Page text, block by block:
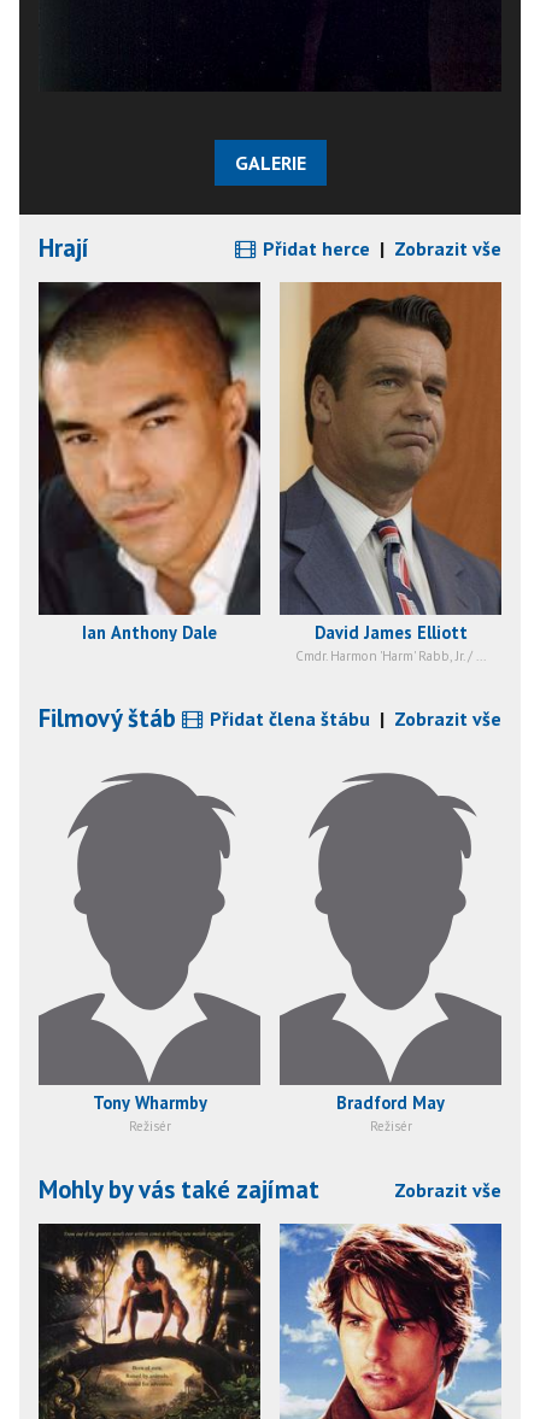
GALERIE
Hrají Přidat herce | Zobrazit vše
Ian Anthony Dale David James Elliott
Cmdr. Harmon 'Harm' Rabb, Jr. / ...
Filmový štáb Přidat člena štábu | Zobrazit vše
Tony Wharmby
Režisér
Bradford May
Režisér
Mohly by vás také zajímat Zobrazit vše